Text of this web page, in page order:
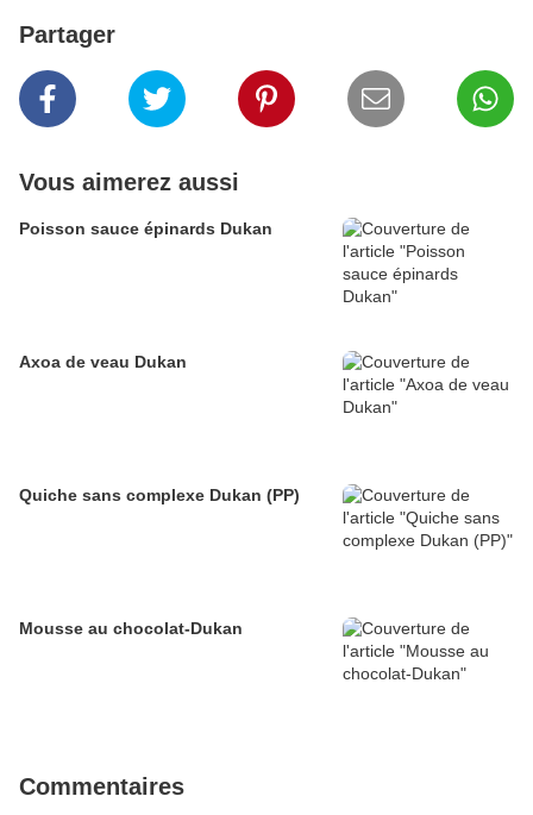
Partager
Vous aimerez aussi
Poisson sauce épinards Dukan
Axoa de veau Dukan
Quiche sans complexe Dukan (PP)
Mousse au chocolat-Dukan
Commentaires